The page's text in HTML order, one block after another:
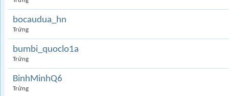
bocaudua_hn
Trứng
bumbi_quoclo1a
Trứng
BinhMinhQ6
Trứng